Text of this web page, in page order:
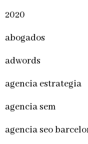
2020
abogados
adwords
agencia estrategia
agencia sem
agencia seo